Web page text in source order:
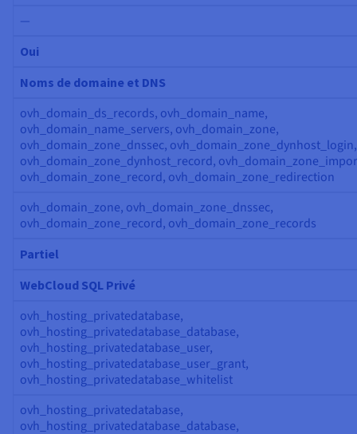
—
Oui
Noms de domaine et DNS
ovh_domain_ds_records, ovh_domain_name,
ovh_domain_name_servers, ovh_domain_zone,
ovh_domain_zone_dnssec, ovh_domain_zone_dynhost_login,
ovh_domain_zone_dynhost_record,
ovh_domain_zone_record, ovh_domain_zone_redirection
ovh_domain_zone, ovh_domain_zone_dnssec,
ovh_domain_zone_record, ovh_domain_zone_records
Partiel
WebCloud SQL Privé
ovh_hosting_privatedatabase,
ovh_hosting_privatedatabase_database,
ovh_hosting_privatedatabase_user,
ovh_hosting_privatedatabase_user_grant,
ovh_hosting_privatedatabase_whitelist
ovh_hosting_privatedatabase,
ovh_hosting_privatedatabase_database,